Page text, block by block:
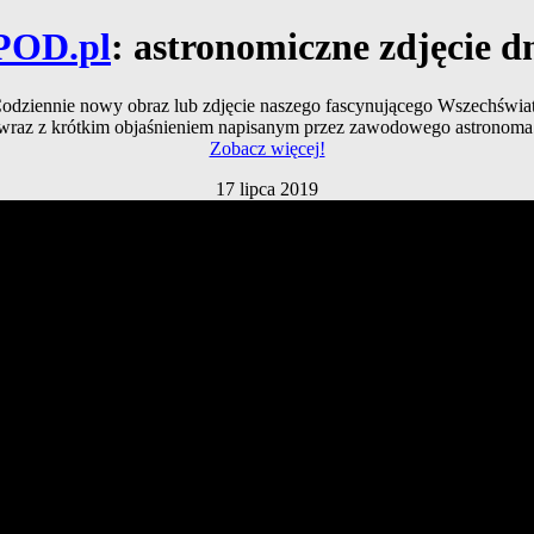
: astronomiczne zdjęcie
nowy obraz lub zdjęcie naszego fascynującego
z krótkim objaśnieniem napisanym przez zawodowego
Zobacz więcej!
17 lipca 2019